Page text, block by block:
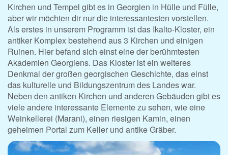
Kirchen und Tempel gibt es in Georgien in Hülle und Fülle,
aber wir möchten dir nur die interessantesten vorstellen.
Als erstes in unserem Programm ist das Ikalto-Kloster, ein
antiker Komplex bestehend aus 3 Kirchen und einigen
Ruinen. Hier befand sich einst eine der berühmtesten
Akademien Georgiens. Das Kloster ist ein weiteres
Denkmal der großen georgischen Geschichte, das einst
das kulturelle und Bildungszentrum des Landes war.
Neben den antiken Kirchen und anderen Gebäuden gibt es
viele andere interessante Elemente zu sehen, wie eine
Weinkellerei (Marani), einen riesigen Kamin, einen
geheimen Portal zum Keller und antike Gräber.